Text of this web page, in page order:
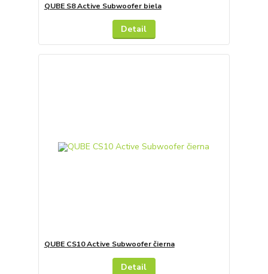
QUBE S8 Active Subwoofer biela
Detail
QUBE CS10 Active Subwoofer čierna
Detail